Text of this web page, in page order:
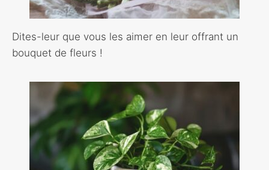
Dites-leur que vous les aimer en leur offrant un
bouquet de fleurs !